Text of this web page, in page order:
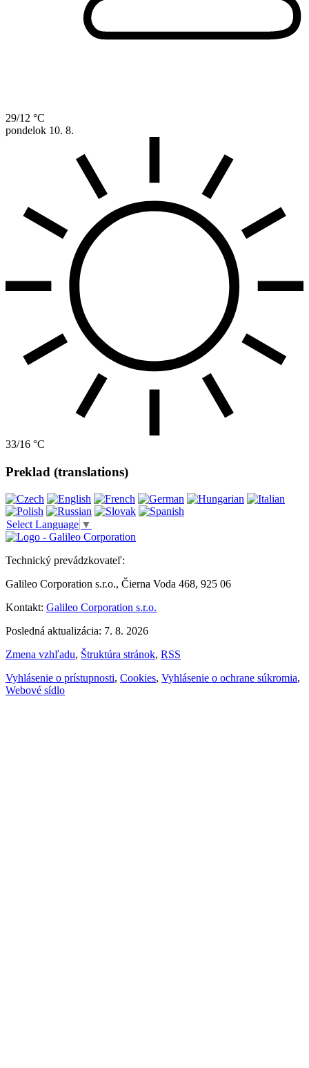
29/12 °C
pondelok 10. 8.
33/16 °C
Preklad (translations)
Select Language ▼
Technický prevádzkovateľ:
Galileo Corporation s.r.o., Čierna Voda 468, 925 06
Kontakt: Galileo Corporation s.r.o.
Posledná aktualizácia: 7. 8. 2026
Zmena vzhľadu, Štruktúra stránok, RSS
Vyhlásenie o prístupnosti, Cookies, Vyhlásenie o ochrane súkromia,
Webové sídlo